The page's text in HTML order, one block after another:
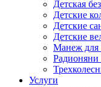
Детская
Детские
Детские
Детские
Манеж для
Радионяни
Услуги